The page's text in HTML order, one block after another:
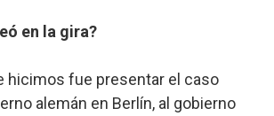
en la gira?
hicimos fue presentar el caso
alemán en Berlín, al gobierno